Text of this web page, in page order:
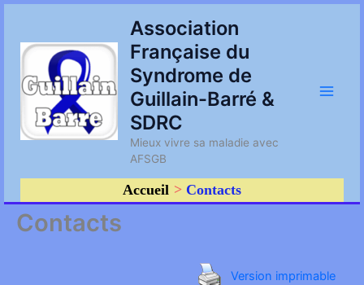
Aller
contenu
Association
Française du
Syndrome de
Guillain-Barré &
SDRC
Mieux vivre sa maladie avec
AFSGB
Accueil Contacts
Contacts
Version imprimable